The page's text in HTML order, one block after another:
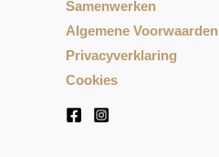
Samenwerken
Algemene Voorwaarden
Privacyverklaring
Cookies